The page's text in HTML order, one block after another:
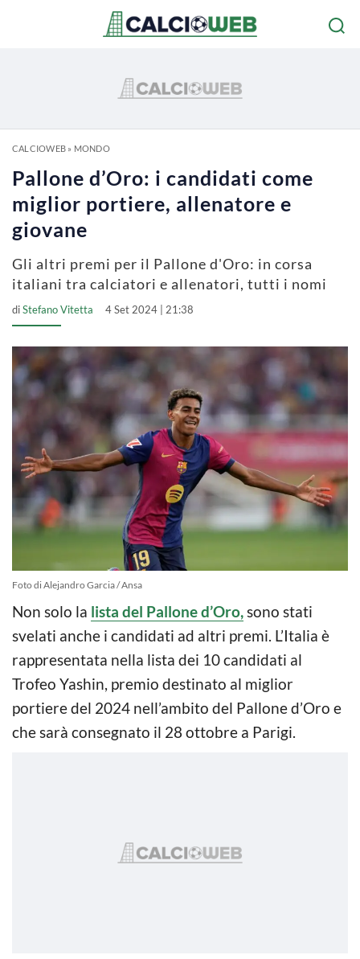
CALCIOWEB» MONDO
Pallone d’Oro: i candidati come
miglior portiere, allenatore e
giovane
Gli altri premi per il Pallone d'Oro: in corsa
italiani tra calciatori e allenatori, tutti i nomi
diStefano Vitetta 4 Set 2024 | 21:38
Foto di Alejandro Garcia / Ansa
Non solo la lista del Pallone d’Oro,sono stati
svelati anche i candidati ad altri premi. L’Italia è
rappresentata nella lista dei 10 candidati al
Trofeo Yashin, premio destinato al miglior
portiere del 2024 nell’ambito del Pallone d’Oro e
che sarà consegnato il 28 ottobre a Parigi.